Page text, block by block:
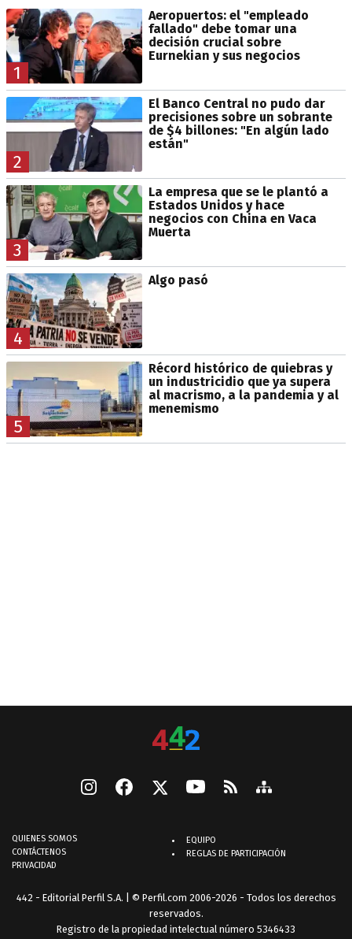
1
Aeropuertos: el "empleado
fallado" debe tomar una
decisión crucial sobre
Eurnekian y sus negocios
2
El Banco Central no pudo dar
precisiones sobre un sobrante
de $4 billones: "En algún lado
están"
3
La empresa que se le plantó a
Estados Unidos y hace
negocios con China en Vaca
Muerta
4
Algo pasó
5
Récord histórico de quiebras y
un industricidio que ya supera
al macrismo, a la pandemia y al
menemismo
QUIENES SOMOS
CONTÁCTENOS
PRIVACIDAD
EQUIPO
REGLAS DE PARTICIPACIÓN
442 - Editorial Perfil S.A. | © Perfil.com 2006-2026 - Todos los derechos
reservados.
Registro de la propiedad intelectual número 5346433